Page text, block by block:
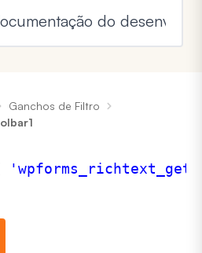
Ganchos de Filtro